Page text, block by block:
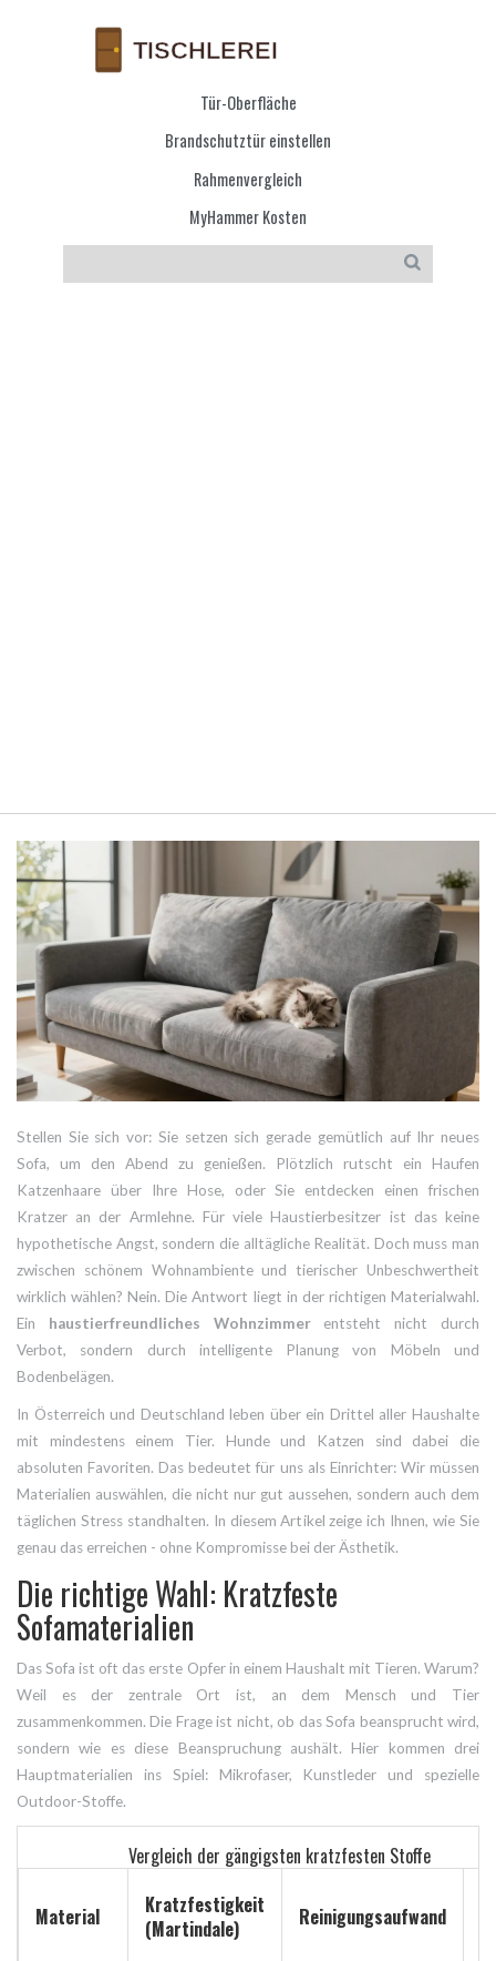
Tür-Oberfläche
Brandschutztür einstellen
Rahmenvergleich
MyHammer Kosten
Stellen Sie sich vor: Sie setzen sich gerade gemütlich auf Ihr neues
Sofa, um den Abend zu genießen. Plötzlich rutscht ein Haufen
Katzenhaare über Ihre Hose, oder Sie entdecken einen frischen
Kratzer an der Armlehne. Für viele Haustierbesitzer ist das keine
hypothetische Angst, sondern die alltägliche Realität. Doch muss man
zwischen schönem Wohnambiente und tierischer Unbeschwertheit
wirklich wählen? Nein. Die Antwort liegt in der richtigen Materialwahl.
Ein haustierfreundliches Wohnzimmerentsteht nicht durch
Verbot, sondern durch intelligente Planung von Möbeln und
Bodenbelägen.
In Österreich und Deutschland leben über ein Drittel aller Haushalte
mit mindestens einem Tier. Hunde und Katzen sind dabei die
absoluten Favoriten. Das bedeutet für uns als Einrichter: Wir müssen
Materialien auswählen, die nicht nur gut aussehen, sondern auch dem
täglichen Stress standhalten. In diesem Artikel zeige ich Ihnen, wie Sie
genau das erreichen - ohne Kompromisse bei der Ästhetik.
Die richtige Wahl: Kratzfeste
Sofamaterialien
Das Sofa ist oft das erste Opfer in einem Haushalt mit Tieren. Warum?
Weil es der zentrale Ort ist, an dem Mensch und Tier
zusammenkommen. Die Frage ist nicht, ob das Sofa beansprucht wird,
sondern wie es diese Beanspruchung aushält. Hier kommen drei
Hauptmaterialien ins Spiel: Mikrofaser, Kunstleder und spezielle
Outdoor-Stoffe.
Vergleich der gängigsten kratzfesten Stoffe
Material
Kratzfestigkeit
(Martindale)
Reinigungsaufwand